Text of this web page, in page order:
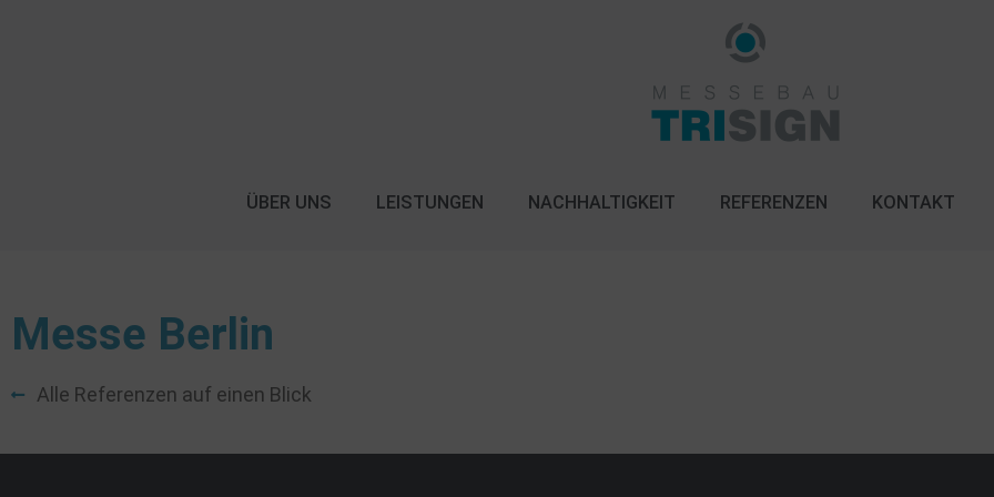
ÜBER UNS LEISTUNGEN NACHHALTIGKEIT REFERENZEN KONTAKT
Messe Berlin
Alle Referenzen auf einen Blick